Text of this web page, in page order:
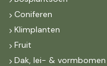
Coniferen
Klimplanten
Fruit
Dak, lei- & vormbomen